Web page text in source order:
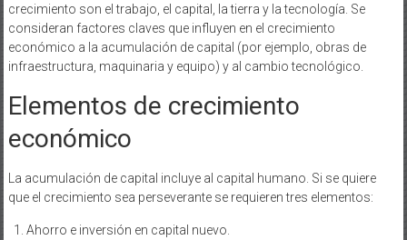
crecimiento son el trabajo, el capital, la tierra y la tecnología. Se
consideran factores claves que influyen en el crecimiento
económico a la acumulación de capital (por ejemplo, obras de
infraestructura, maquinaria y equipo) y al cambio tecnológico.
Elementos de crecimiento
económico
La acumulación de capital incluye al capital humano. Si se quiere
que el crecimiento sea perseverante se requieren tres elementos:
Ahorro e inversión en capital nuevo.